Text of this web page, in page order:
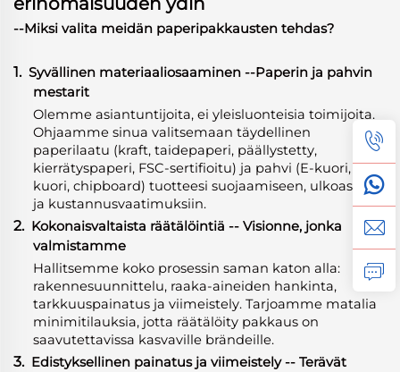
--Miksi valita meidän paperipakkausten tehdas?
1. Syvällinen materiaaliosaaminen --Paperin ja pahvin
mestarit
Olemme asiantuntijoita, ei yleisluonteisia toimijoita.
Ohjaamme sinua valitsemaan täydellinen
paperilaatu (kraft, taidepaperi, päällystetty,
kierrätyspaperi, FSC-sertifioitu) ja pahvi (E-kuori, B-
kuori, chipboard) tuotteesi suojaamiseen, ulkoasuun
ja kustannusvaatimuksiin.
2. Kokonaisvaltaista räätälöintiä -- Visionne, jonka
valmistamme
Hallitsemme koko prosessin saman katon alla:
rakennesuunnittelu, raaka-aineiden hankinta,
tarkkuuspainatus ja viimeistely. Tarjoamme matalia
minimitilauksia, jotta räätälöity pakkaus on
saavutettavissa kasvaville brändeille.
3. Edistyksellinen painatus ja viimeistely -- Terävät